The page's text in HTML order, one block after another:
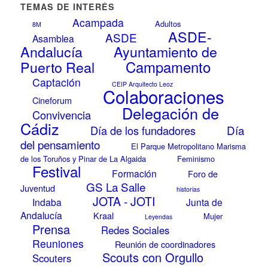
TEMAS DE INTERÉS
8M Acampada Adultos
Asamblea ASDE ASDE-
Andalucía Ayuntamiento de
Puerto Real Campamento
Captación CEIP Arquitecto Leoz
Cineforum Colaboraciones
Convivencia Delegación de
Cádiz Día de los fundadores
Día
del pensamiento
El Parque Metropolitano Marisma
de los Toruños y Pinar de La Algaida
Feminismo
Festival Formación
Foro de
Juventud
GS La Salle historias
Indaba JOTA - JOTI
Junta de
Andalucía
Kraal Leyendas Mujer
Prensa Redes Sociales
Reuniones Reunión de coordinadores
Scouters Scouts con Orgullo